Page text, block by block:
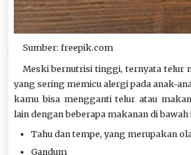
Sumber: freepik.com
Meski bernutrisi tinggi, ternyata telur
yang sering memicu alergi pada anak-
kamu bisa mengganti telur atau
lain dengan beberapa makanan di bawah
Tahu dan tempe, yang merupakan
Gandum